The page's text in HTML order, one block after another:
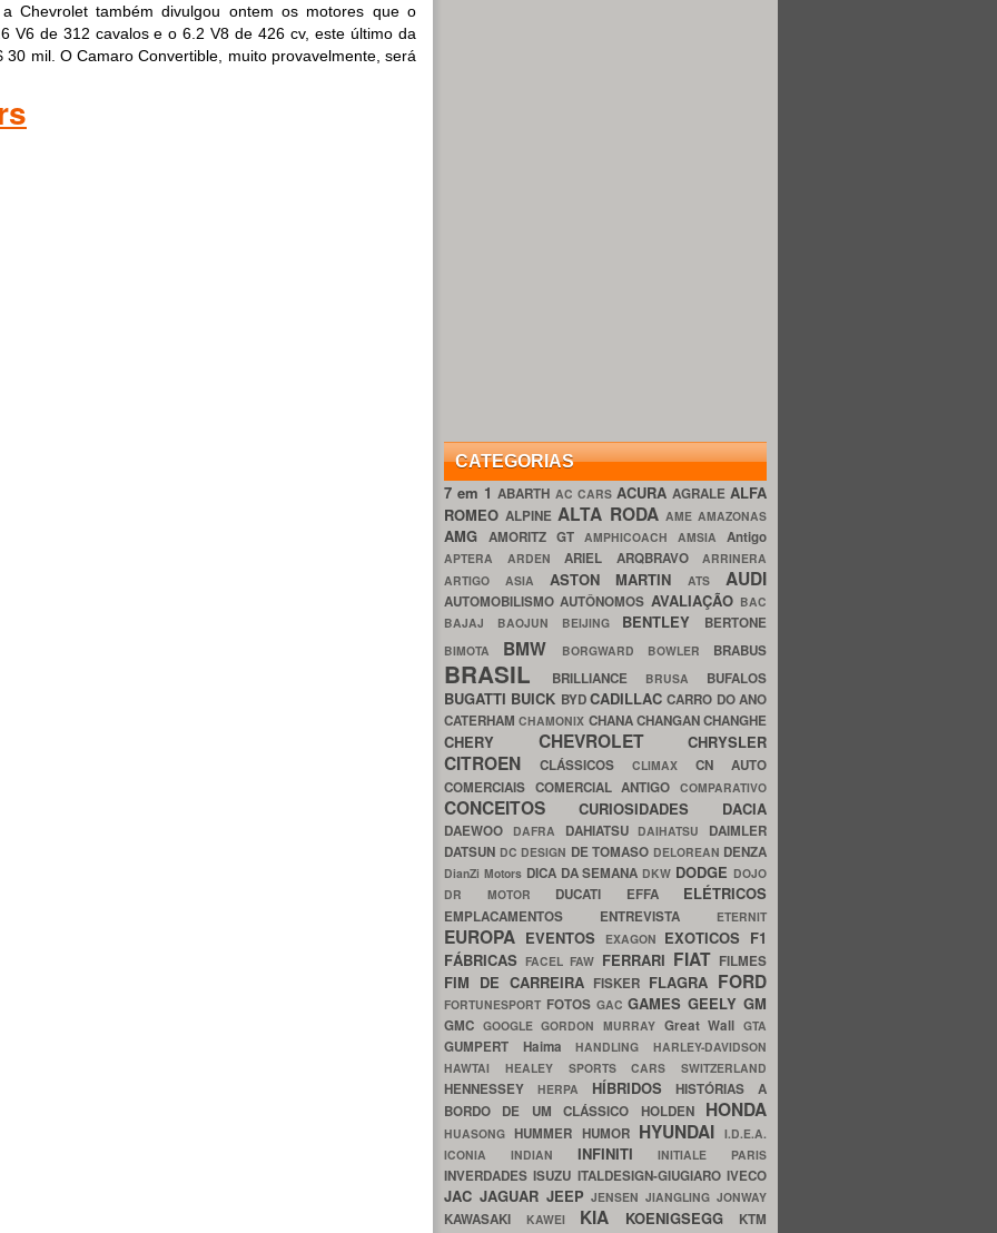
Chevrolet também divulgou ontem os motores que o
V6 de 312 cavalos e o 6.2 V8 de 426 cv, este último da
mil. O Camaro Convertible, muito provavelmente, será
CATEGORIAS
7 em 1ABARTH AC CARS ACURA AGRALE ALFA
ROMEOALPINEALTA RODA AME AMAZONAS
AMG AMORITZ GT AMPHICOACH AMSIA Antigo
APTERA ARDEN ARIEL ARQBRAVO ARRINERA
ARTIGO ASIA ASTON MARTINATS AUDI
AUTOMOBILISMOAUTÔNOMOS AVALIAÇÃO BAC
BAJAJ BAOJUN BEIJING BENTLEY BERTONE
BIMOTA BMW BORGWARD BOWLER BRABUS
BRASIL BRILLIANCE BRUSA BUFALOS
BUGATTI BUICK BYDCADILLACCARRO DO ANO
CATERHAMCHAMONIX CHANACHANGANCHANGHE
CHERY CHEVROLET CHRYSLER
CITROEN CLÁSSICOS CLIMAX CN AUTO
COMERCIAIS COMERCIAL ANTIGOCOMPARATIVO
CONCEITOS CURIOSIDADES DACIA
DAEWOO DAFRA DAHIATSU DAIHATSU DAIMLER
DATSUN DC DESIGN DE TOMASO DELOREAN DENZA
DianZi Motors DICA DA SEMANA DKW DODGE DOJO
DR MOTOR DUCATI EFFA ELÉTRICOS
EMPLACAMENTOS ENTREVISTA ETERNIT
EUROPA EVENTOS EXAGON EXOTICOS F1
FÁBRICASFACELFAW FERRARI FIAT FILMES
FIM DE CARREIRA FISKER FLAGRA FORD
FORTUNESPORT FOTOS GACGAMESGEELYGM
GMC GOOGLEGORDON MURRAY Great WallGTA
GUMPERT HaimaHANDLINGHARLEY-DAVIDSON
HAWTAI HEALEY SPORTS CARS SWITZERLAND
HENNESSEY HERPA HÍBRIDOSHISTÓRIAS A
BORDO DE UM CLÁSSICO HOLDEN HONDA
HUASONGHUMMER HUMOR HYUNDAI I.D.E.A.
ICONIA INDIAN INFINITIINITIALE PARIS
INVERDADESISUZU ITALDESIGN-GIUGIAROIVECO
JAC JAGUAR JEEPJENSENJIANGLINGJONWAY
KAWASAKI KAWEI KIA KOENIGSEGG KTM